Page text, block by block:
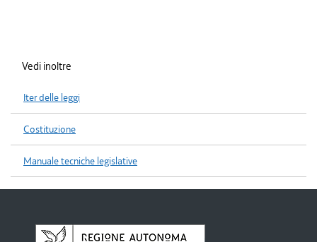
Vedi inoltre
Iter delle leggi
Costituzione
Manuale tecniche legislative